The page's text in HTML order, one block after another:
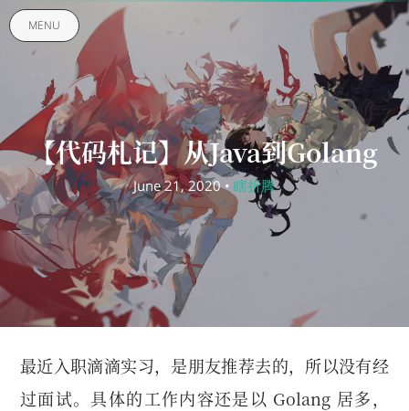
MENU
【代码札记】从Java到Golang
June 21, 2020 • 瞎折腾
最近入职滴滴实习，是朋友推荐去的，所以没有经
过面试。具体的工作内容还是以 Golang 居多，